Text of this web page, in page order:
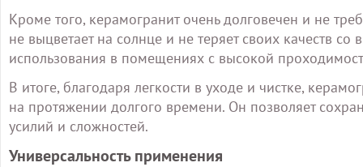
Кроме того, керамогранит очень долговечен и не
не выцветает на солнце и не теряет своих качеств
использования в помещениях с высокой
В итоге, благодаря легкости в уходе и чистке,
на протяжении долгого времени. Он позволяет
усилий и сложностей.
Универсальность применения